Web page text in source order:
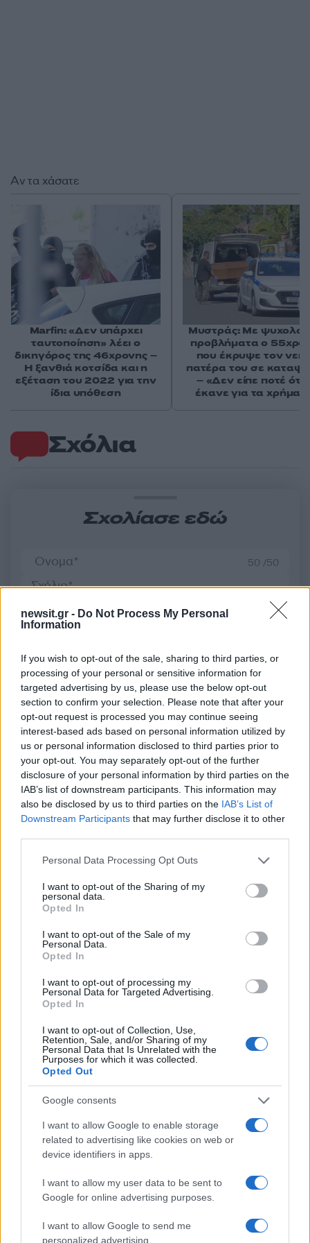
newsit.gr - Do Not Process My Personal
Information
If you wish to opt-out of the sale, sharing to third parties, or
processing of your personal or sensitive information for
targeted advertising by us, please use the below opt-out
section to confirm your selection. Please note that after your
opt-out request is processed you may continue seeing
interest-based ads based on personal information utilized by
us or personal information disclosed to third parties prior to
your opt-out. You may separately opt-out of the further
disclosure of your personal information by third parties on the
IAB’s list of downstream participants. This information may
also be disclosed by us to third parties on the IAB’s List of
Downstream Participants that may further disclose it to other
Please note that this website/app uses one or more Google
not limited to your visit or usage behaviour. You may click to
grant or deny consent to Google and its third-party tags to
use your data for below specified purposes in below Google
consent section.
Personal Data Processing Opt Outs
I want to opt-out of the Sharing of my
personal data.
Opted In
I want to opt-out of the Sale of my
Personal Data.
Opted In
I want to opt-out of processing my
Personal Data for Targeted Advertising.
Opted In
I want to opt-out of Collection, Use,
Retention, Sale, and/or Sharing of my
Personal Data that Is Unrelated with the
Purposes for which it was collected.
Opted Out
Google consents
I want to allow Google to enable storage
related to advertising like cookies on web or
device identifiers in apps.
I want to allow my user data to be sent to
Google for online advertising purposes.
I want to allow Google to send me
personalized advertising.
Σχόλια
Σχολίασε εδώ
50 /50
Υποβολή σχολίου
Όροι Χρήσης. Το site προστατεύεται από reCAPTCHA, ισχύουν
Πολιτική Απορρήτου&Όροι Χρήσης της Google.
Media
ΜΑΙΡΗ ΣΥΝΑΤΣΑΚΗ
Share:
Ακολουθήστε το Νewsit.gr στοGoogle Newsκαι
τελευταία νέατης ημέρας
Αν τα χάσατε
Marfin: «Δεν υπάρχει
ταυτοποίηση» λέει ο
δικηγόρος της 46χρονης –
Η ξανθιά κοτσίδα και η
εξέταση του 2022 για την
ίδια υπόθεση
Μυστράς: Με
προβλήματα ο
που έκρυψε τον
πατέρα του σε
– «Δεν είπε ποτέ ότι
έκανε για τα
Πιο δημοφιλή
Λένα Σαμαρά: Συγκίνηση στο μνημόσυνο
κόρης του Αντώνη Σαμαρά
Σοκαριστική υπόθεση στην Κρήτη:
να ασελγήσει σε 10χρονο κορίτσι - Το παιδί
καθόταν αμέριμνο σε αυλή επιχείρησης
Γερμανία: Συνελήφθη 31χρονος για τρεις
ανθρωποκτονίες μελών της greek mafia
Έφυγε από τη ζωή η Χριστίνα Πιτουρά,
Δεν ήταν μόνο η ταχύτητα που οδήγησε
στο τροχαίο στις Σέρρες με νεκρούς μητέρα
και γιο - «Ίσως κάτι απέσπασε την προσοχή
Πιο σχολιασμένα